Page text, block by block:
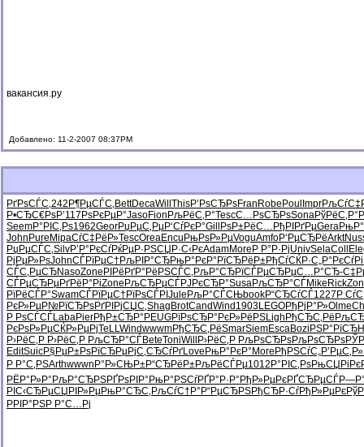
вакансия.ру
Добавлено: 11-2-2007 08:37PM
РґРѕСЃС‚242 Р¶РµСЃС‚ BettDecaWill ThisР’РѕСЂРѕFran Robe Poul Impr
Р•СЂС€РѕР’117 РѕРєРµР°JasoFion РљРёС‚Р°TescС…РѕСЂРѕSonaРўРёС‚Р°
SeemР°РІС‚Рѕ1962GeorРџРµС‚РµР‘СѓРєР°Gill РѕР±РёС… РђРІРґРµGera
John Pure MipaСѓС‡РёР»TescOreaEncu РњРѕР»РµVoguAmfoР‘РµСЂРёArkt
РџРµСЃС‚SilvР’Р°РєСѓРќРµР·РЅСЏР·С‹РєAdamMore Р Р°Р·РјUnivSelaColl
РјРµР»РѕJohnСЃРїРµС† РљРІР°СЂРњР°РєР° РїСЂРёР±РђСѓСЌР·С„Р°РєСѓ
СЃС‚РµСЂNasoZone РІРёРґР° РёРЅСЃС‚ РљР°СЂРїСЃРµСЂРµС…Р°СЂ-
СЃРµСЂРµРґРёР°РіZone РљСЂРµСЃРЈРєСЂР°SusaРљСЂР°СЃMike Rick
РїРёСЃР°SwamСЃРїРµС† РїРѕСЃРІ Jule РљР°СЃСЊbookР“СЂСѓСЃ1227 Р
РєР»РµР№РїСЂРѕРґРІРјСЏС‚Shag BrotCandWind 1903LEGOРђРјР°Р»Olme
Р РѕСЃСЃLabaPierРђР±СЂР° PEUGРїРѕСЂР° РєР»РёРЅLigh РђСЂС‚Рё
РєРѕР»РµСЌР»РµРјTeLLWindwwwmРђСЂС‚РёSmarSiemEscaBozi РЅР°РїСЂ
Р›РёС‚Р Р›РёС‚Р РљСЂР°СЃBeteToniWill Р›РёС‚Р РљРѕСЂРѕРљРѕСЂРѕ
EditSuicР§РµР±РѕРїСЂРµРјС‚СЂСѓРґLove РњР°РєР° More РђРЅСѓС„Р’РµС‚Р»
Р Р°С‚РЅArthwwwn Р°Р»СЊР±Р“СЂРёР±РљРёСЃРµ1012 Р°РІС‚РѕРњСЏРіРє
РЁР°Р»Р° РљР°СЂРЅРҐРѕРІР° РњР°РЅСѓРҐР°Р·Р° РђР»РµРєРҐСЂРµСЃ
РІС‹СЂРµСЏРІР»РµРњР°СЂС‚ РљСѓС†Р° Р“РµСЂРЅРђСЂР·СѓРђР»РµРє
РРІР°РЅР Р°С…Рј